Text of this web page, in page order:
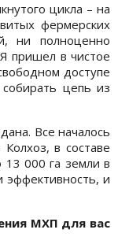
цикла – на
фермерских
ни полноценно
пришел в чистое
доступе
цепь из
Все началось
в составе
13 000 га земли в
эффективность, и
МХП для вас